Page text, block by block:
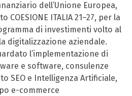
dell’Unione Europea,
COESIONE ITALIA 21–27, per la
di investimenti volto al
digitalizzazione aziendale.
l’implementazione di
e software, consulenze
SEO e Intelligenza Artificiale,
e-commerce